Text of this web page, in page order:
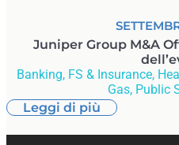
Juniper Group M&A
Banking, FS & Insurance,
Gas, Public
Leggi di più